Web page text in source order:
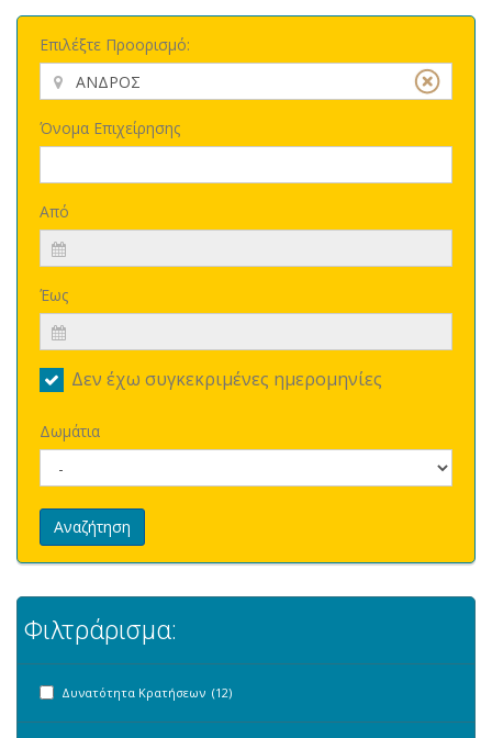
Επιλέξτε Προορισμό:
Όνομα Επιχείρησης
Από
Έως
Δεν έχω συγκεκριμένες ημερομηνίες
Δωμάτια
Αναζήτηση
Φιλτράρισμα:
Δυνατότητα Κρατήσεων (12)